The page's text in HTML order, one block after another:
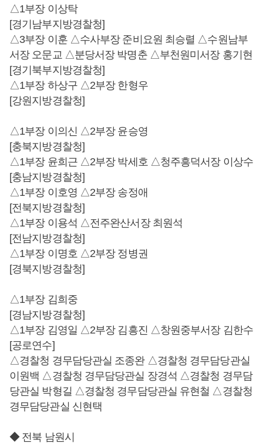
△1부장 이상탁
[경기남부지방경찰청]
△3부장 이훈 △수사부장 준비요원 최승렬 △수원남부
서장 오문교 △분당서장 박명춘 △부천원미서장 홍기현
[경기북부지방경찰청]
△1부장 하상구 △2부장 한형우
[강원지방경찰청]
△1부장 이의신 △2부장 윤승영
[충북지방경찰청]
△1부장 윤희근 △2부장 박세호 △청주흥덕서장 이상수
[충남지방경찰청]
△1부장 이호영 △2부장 송정애
[전북지방경찰청]
△1부장 이용석 △전주완산서장 최원석
[전남지방경찰청]
△1부장 이명호 △2부장 정병권
[경북지방경찰청]
△1부장 김희중
[경남지방경찰청]
△1부장 김영일 △2부장 김흥진 △창원중부서장 김한수
[공로연수]
△경찰청 경무담당관실 조종완 △경찰청 경무담당관실
이원백 △경찰청 경무담당관실 장경석 △경찰청 경무담
당관실 박형길 △경찰청 경무담당관실 유현철 △경찰청
경무담당관실 신현택
◆ 전북 남원시